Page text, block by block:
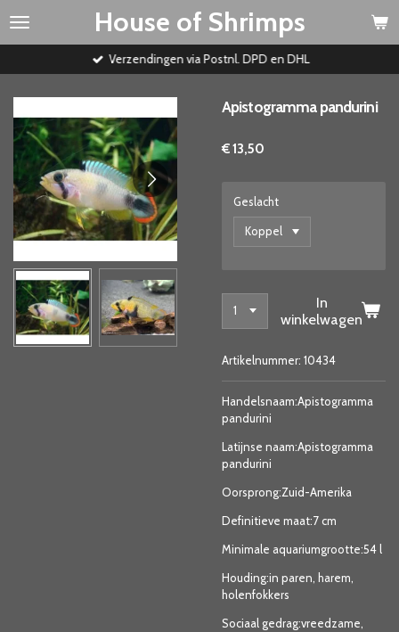
Ga
House of Shrimps
Verzendingen via Postnl. DPD en DHL
Apistogramma pandurini
€ 13,50
Geslacht
In
winkelwagen
Artikelnummer: 10434
Handelsnaam:Apistogramma
pandurini
Latijnse naam:Apistogramma
pandurini
Oorsprong:Zuid-Amerika
Definitieve maat:7 cm
Minimale aquariumgrootte:54 l
Houding:in paren, harem,
holenfokkers
Sociaal gedrag:vreedzame,